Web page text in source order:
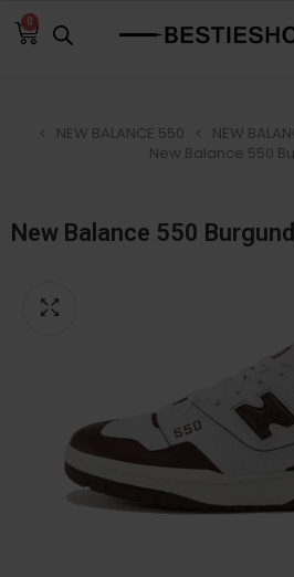
0
NEW
NEW BALANCE 550
New Balance 550
New Balance 550